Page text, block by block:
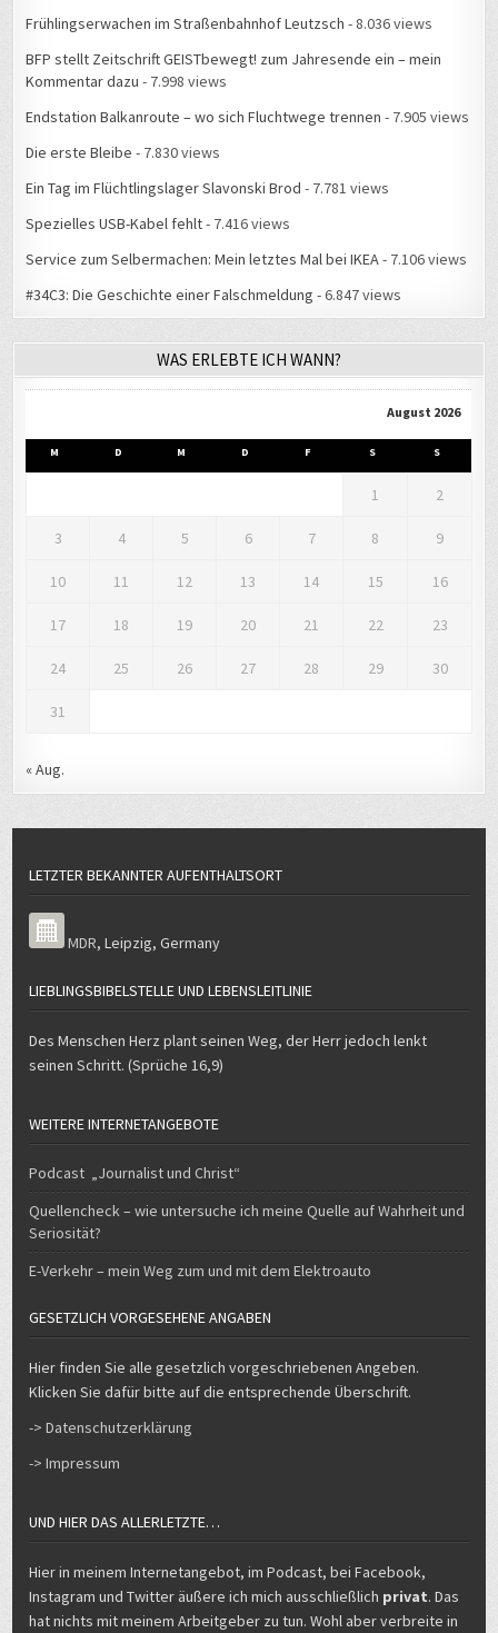
Frühlingserwachen im Straßenbahnhof Leutzsch - 8.036 views
BFP stellt Zeitschrift GEISTbewegt! zum Jahresende ein – mein
Kommentar dazu - 7.998 views
Endstation Balkanroute – wo sich Fluchtwege trennen - 7.905 views
Die erste Bleibe - 7.830 views
Ein Tag im Flüchtlingslager Slavonski Brod - 7.781 views
Spezielles USB-Kabel fehlt- 7.416 views
Service zum Selbermachen: Mein letztes Mal bei IKEA- 7.106 views
#34C3: Die Geschichte einer Falschmeldung - 6.847 views
WAS ERLEBTE ICH WANN?
August 2026
M D M D F S S
1 2
3 4 5 6 7 8 9
10 11 12 13 14 15 16
17 18 19 20 21 22 23
24 25 26 27 28 29 30
31
« Aug.
LETZTER BEKANNTER AUFENTHALTSORT
MDR,Leipzig,Germany
LIEBLINGSBIBELSTELLE UND LEBENSLEITLINIE
Des Menschen Herz plant seinen Weg, der Herr jedoch lenkt
seinen Schritt. (Sprüche 16,9)
WEITERE INTERNETANGEBOTE
Podcast „Journalist und Christ“
Quellencheck – wie untersuche ich meine Quelle auf Wahrheit und
Seriosität?
E-Verkehr – mein Weg zum und mit dem Elektroauto
GESETZLICH VORGESEHENE ANGABEN
Hier finden Sie alle gesetzlich vorgeschriebenen Angeben.
Klicken Sie dafür bitte auf die entsprechende Überschrift.
-> Datenschutzerklärung
-> Impressum
UND HIER DAS ALLERLETZTE…
Hier in meinem Internetangebot, im Podcast, bei Facebook,
Instagram und Twitter äußere ich mich ausschließlich privat. Das
hat nichts mit meinem Arbeitgeber zu tun. Wohl aber verbreite in